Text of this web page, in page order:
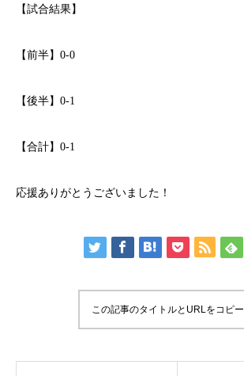
【試合結果】
【前半】0-0
【後半】0-1
【合計】0-1
応援ありがとうございました！
この記事のタイトルとURLをコピ